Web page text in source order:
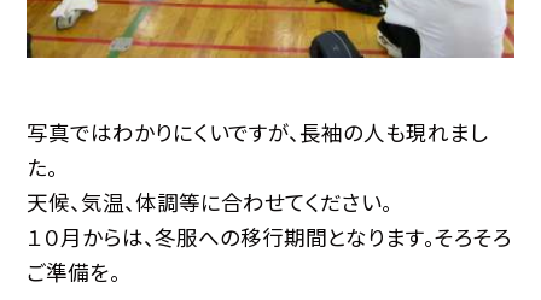
写真ではわかりにくいですが、長袖の人も現れまし
た。
天候、気温、体調等に合わせてください。
１０月からは、冬服への移行期間となります。そろそろ
ご準備を。